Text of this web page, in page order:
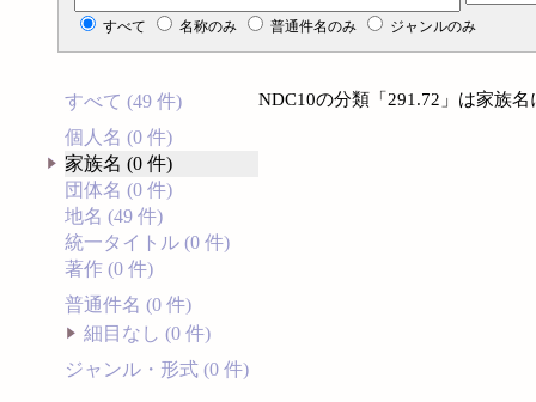
すべて 名称のみ 普通件名のみ ジャンルのみ
すべて (49 件)
個人名 (0 件)
家族名 (0 件)
団体名 (0 件)
地名 (49 件)
統一タイトル (0 件)
著作 (0 件)
普通件名 (0 件)
細目なし (0 件)
ジャンル・形式 (0 件)
NDC10の分類「291.72」は家族